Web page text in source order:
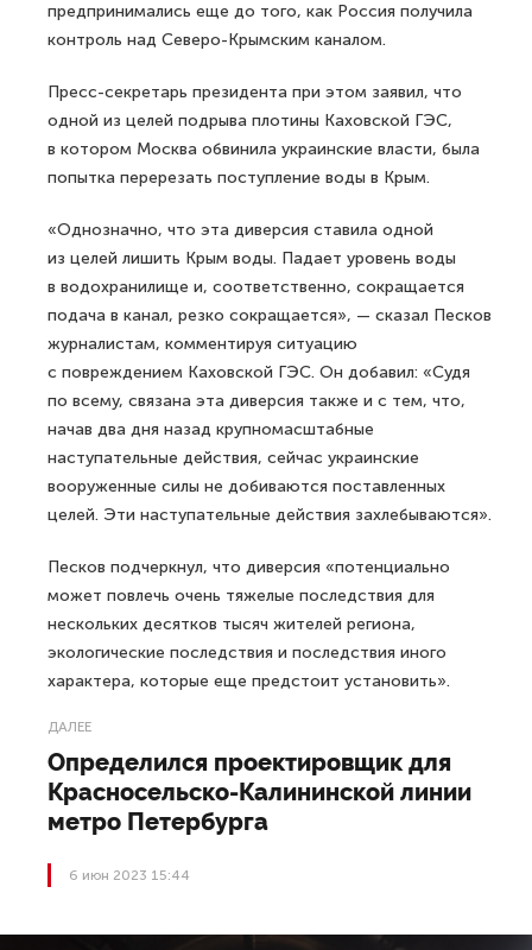
предпринимались еще до того, как Россия получила
контроль над Северо-Крымским каналом.
Пресс-секретарь президента при этом заявил, что
одной из целей подрыва плотины Каховской ГЭС,
в котором Москва обвинила украинские власти, была
попытка перерезать поступление воды в Крым.
«Однозначно, что эта диверсия ставила одной
из целей лишить Крым воды. Падает уровень воды
в водохранилище и, соответственно, сокращается
подача в канал, резко сокращается», — сказал Песков
журналистам, комментируя ситуацию
с повреждением Каховской ГЭС. Он добавил: «Судя
по всему, связана эта диверсия также и с тем, что,
начав два дня назад крупномасштабные
наступательные действия, сейчас украинские
вооруженные силы не добиваются поставленных
целей. Эти наступательные действия захлебываются».
Песков подчеркнул, что диверсия «потенциально
может повлечь очень тяжелые последствия для
нескольких десятков тысяч жителей региона,
экологические последствия и последствия иного
характера, которые еще предстоит установить».
ДАЛЕЕ
Определился проектировщик для
Красносельско-Калининской линии
метро Петербурга
6 июн 2023 15:44